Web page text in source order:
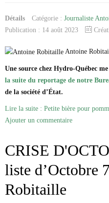
Détails Catégorie : Journaliste
Publication : 14 août 2023
Antoine
Une source chez Hydro-Québec
la suite du reportage de notre
de la société d’État.
Lire la suite : Petite bière pour
Ajouter un commentaire
CRISE
liste d’Octobre
Robitaille